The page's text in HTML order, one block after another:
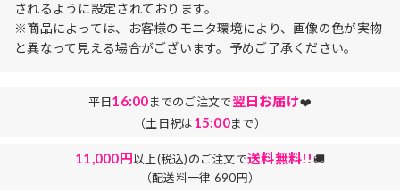
されるように設定されております。
※商品によっては、お客様のモニタ環境により、画像の色が実物
と異なって見える場合がございます。予めご了承ください。
平日16:00までのご注文で翌日お届け❤️
（土日祝は15:00まで）
11,000円以上(税込)のご注文で送料無料!!🚚
（配送料一律 690円）